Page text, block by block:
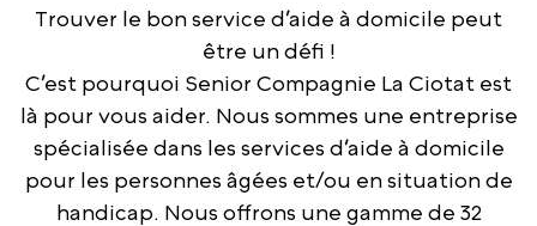
Trouver le bon service d’aide à domicile peut
être un défi !
C’est pourquoi Senior Compagnie La Ciotat est
là pour vous aider. Nous sommes une entreprise
spécialisée dans les services d’aide à domicile
pour les personnes âgées et/ou en situation de
handicap. Nous offrons une gamme de 32